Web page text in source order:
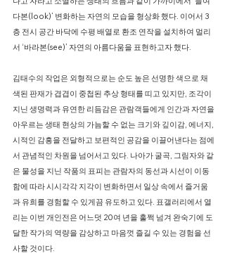
다본(look)’ 변화하는 자연의 모습을 형상화 했다. 이어서 3
층 전시 공간 바닥에 수평 배열로 환조 연작을 설치하여 멀리
서 ‘바라본(see)’ 자연의 아름다움을 표현하고자 했다.
김태수의 작업은 외형적으로는 순도 높은 선명한 색으로 채
색된 판재가 겹겹이 중첩된 추상 형태를 띠고 있지만, 조각이
지닌 생명력과 유연한 리듬감은 관람객들에게 인간과 자연을
아우르는 생태 현상의 가늠할 수 없는 크기와 깊이감, 에너지,
시적인 감흥을 전달하고 보편적인 공감을 이끌어낸다는 점에
서 관념적인 차원을 넘어서고 있다. 나아가 굴곡, 그림자와 같
은 물성을 지닌 작품의 표피는 관람자의 동선과 시선이 이동
함에 따라 시시각각 지각이 변화하면서 일상 속에서 즐거움
과 유희를 경험할 수 있게끔 유도하고 있다. 표갤러리에서 열
리는 이번 개인전은 어느덧 20여 년을 훌쩍 넘겨 완숙기에 도
달한 작가의 역량을 감상하고 마음껏 즐길 수 있는 경험을 선
사할 것이다.